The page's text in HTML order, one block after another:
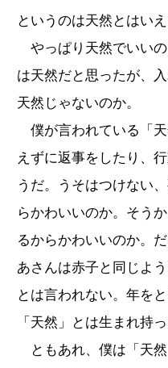
というのは天然とはいえ
やっぱり天然でいい
は天然だと思ったが、
天然じゃないのか。
僕が言われている「
えずに返事をしたり、
うだ。うそはつけない
らかわいいのか。そう
るからかわいいのか。
あさんは赤子と同じよ
とは言われない。年を
「天然」とは生まれ持
ともあれ、僕は「天然